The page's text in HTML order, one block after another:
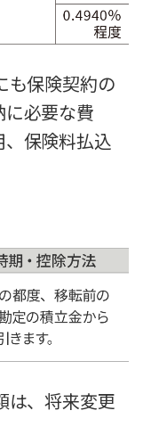
も保険契約の
必要な費
保険料払込
は、将来変更